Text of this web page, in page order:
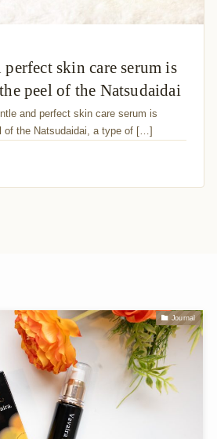
skin care serum is
peel of the Natsudaidai
and perfect skin care serum is
of the Natsudaidai, a type of […]
Journal